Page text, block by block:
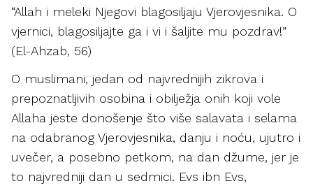
“Allah i meleki Njegovi blagosiljaju Vjerovjesnika. O
vjernici, blagosiljajte ga i vi i šaljite mu pozdrav!”
(El-Ahzab, 56)
O muslimani, jedan od najvrednijih zikrova i
prepoznatljivih osobina i obilježja onih koji vole
Allaha jeste donošenje što više salavata i selama
na odabranog Vjerovjesnika, danju i noću, ujutro i
uvečer, a posebno petkom, na dan džume, jer je
to najvredniji dan u sedmici. Evs ibn Evs,